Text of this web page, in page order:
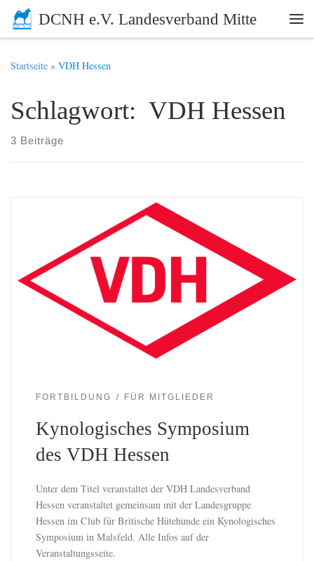
Zum Inhalt springen
DCNH e.V. Landesverband Mitte
Startseite » VDH Hessen
Schlagwort: VDH Hessen
3 Beiträge
FORTBILDUNG FÜR MITGLIEDER
Kynologisches Symposium
des VDH Hessen
Unter dem Titel veranstaltet der VDH Landesverband
Hessen veranstaltet gemeinsam mit der Landesgruppe
Hessen im Club für Britische Hütehunde ein Kynologisches
Symposium in Malsfeld. Alle Infos auf der
Veranstaltungsseite.